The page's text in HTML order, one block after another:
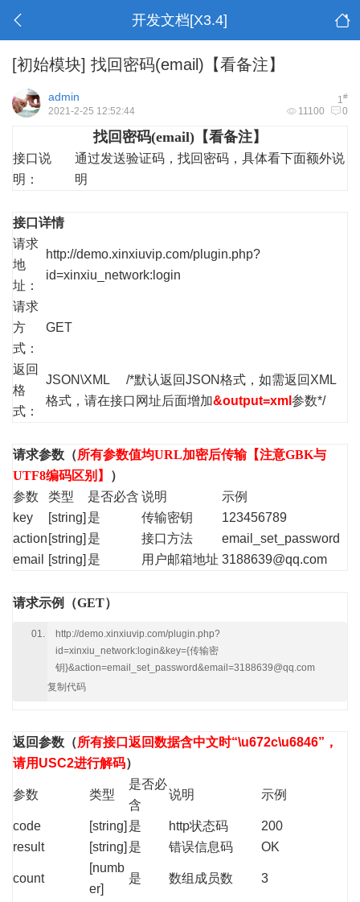
开发文档[X3.4]
[初始模块] 找回密码(email)【看备注】
1#
admin
11100 0
2021-2-25 12:52:44
找回密码(email)【看备注】
接口说
明：
通过发送验证码，找回密码，具体看下面额外说
明
接口详情
请求
地
址：
http://demo.xinxiuvip.com/plugin.php?
id=xinxiu_network:login
请求
方
式：
GET
返回
格
式：
JSON\XML /*默认返回JSON格式，如需返回XML
格式，请在接口网址后面增加&output=xml 参数*/
请求参数（所有参数值均URL加密后传输【注意GBK与
UTF8编码区别】
）
参数
类型 是否必含 说明
示例
key
[string] 是 传输密钥
123456789
action [string] 是 接口方法
email_set_password
email
[string] 是 用户邮箱地址 3188639@qq.com
请求示例（GET）
http://demo.xinxiuvip.com/plugin.php?
id=xinxiu_network:login&key={传输密
钥}&action=email_set_password&email=3188639@qq.com
复制代码
返回参数 （所有接口返回数据含中文时“\u672c\u6846”，
请用USC2进行解码）
参数 类型
是否必
含
说明 示例
code [string] 是 http状态码
200
result
[string] 是 错误信息码 OK
count
[numb
er]
是 数组成员数 3